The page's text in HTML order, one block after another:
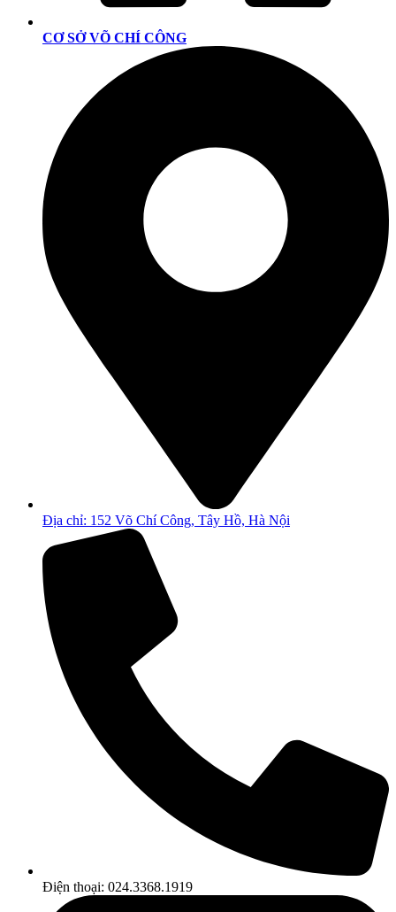
CƠ SỞ VÕ CHÍ CÔNG
Địa chỉ: 152 Võ Chí Công, Tây Hồ, Hà Nội
Điện thoại: 024.3368.1919